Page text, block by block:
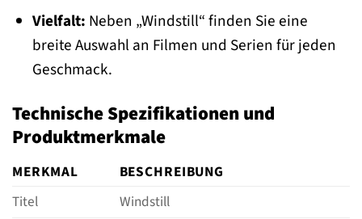
Vielfalt: Neben „Windstill“ finden Sie eine
breite Auswahl an Filmen und Serien für jeden
Geschmack.
Technische Spezifikationen und
Produktmerkmale
MERKMAL
BESCHREIBUNG
Titel
Windstill